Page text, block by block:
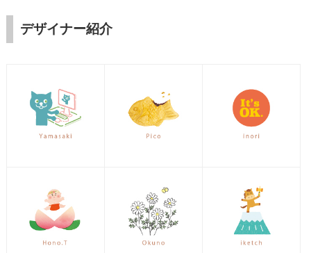
デザイナー紹介